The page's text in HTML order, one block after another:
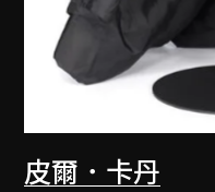
皮爾．卡丹